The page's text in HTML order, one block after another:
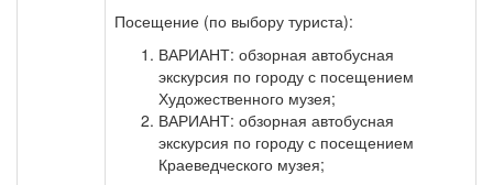
Посещение (по выбору туриста):
ВАРИАНТ: обзорная автобусная
экскурсия по городу с посещением
Художественного музея;
ВАРИАНТ: обзорная автобусная
экскурсия по городу с посещением
Краеведческого музея;